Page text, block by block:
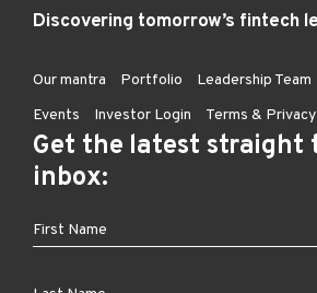
Discovering tomorrow’s fintech
Our mantra Portfolio Leadership Team
Events
Investor Login Terms &
Get the latest straight
inbox: